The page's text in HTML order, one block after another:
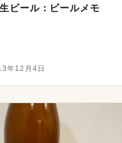
ビール：ビールメモ
年12月4日